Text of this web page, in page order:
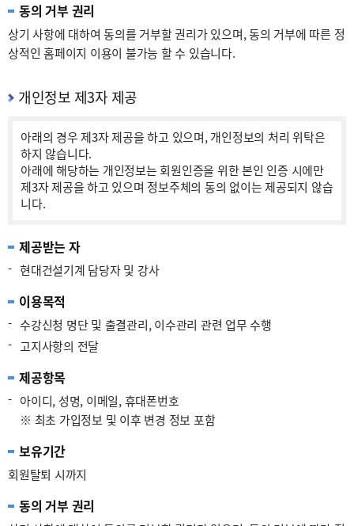
동의 거부 권리
상기 사항에 대하여 동의를 거부할 권리가 있으며, 동의 거부에 따른 정
상적인 홈페이지 이용이 불가능 할 수 있습니다.
개인정보 제3자 제공
아래의 경우 제3자 제공을 하고 있으며, 개인정보의 처리 위탁은
하지 않습니다.
아래에 해당하는 개인정보는 회원인증을 위한 본인 인증 시에만
제3자 제공을 하고 있으며 정보주체의 동의 없이는 제공되지 않습
니다.
제공받는 자
- 현대건설기계 담당자 및 강사
이용목적
- 수강신청 명단 및 출결관리, 이수관리 관련 업무 수행
- 고지사항의 전달
제공항목
- 아이디, 성명, 이메일, 휴대폰번호
※ 최초 가입정보 및 이후 변경 정보 포함
보유기간
회원탈퇴 시까지
동의 거부 권리